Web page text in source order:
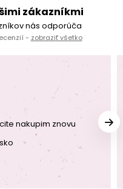
zákazníkmi
nás odporúča
- zobraziť všetko
nakupim znovu